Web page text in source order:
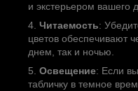
и экстерьером вашего
Читаемость:
цветов обеспечивают
днем, так и ночью.
Освещение: Если
табличку в темное